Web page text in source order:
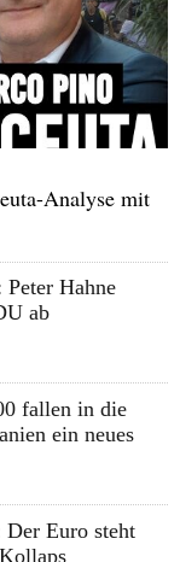
Analyse mit
Peter Hahne
ab
fallen in die
ein neues
Der Euro steht